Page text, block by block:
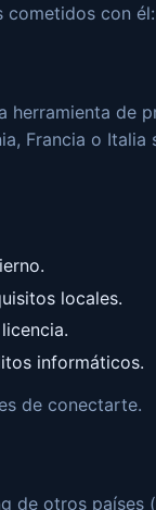
con
herramienta
Francia o
locales.
informáticos.
de conectarte.
de otros